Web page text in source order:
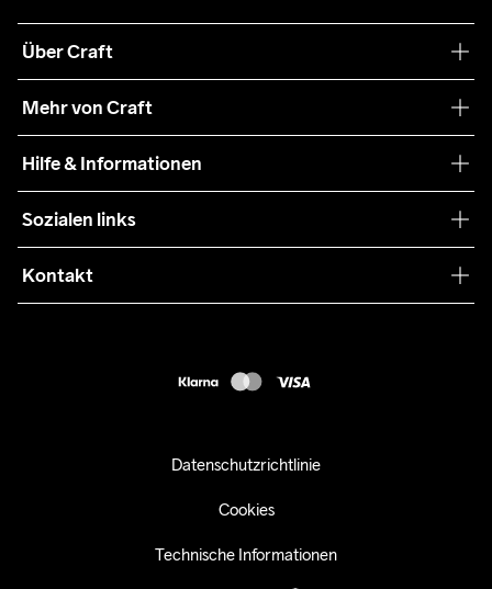
Über Craft
Nachhaltigkeit
Mehr von Craft
Teamwear
Zusammenarbeit
Press
Hilfe & Informationen
Retouren
Kundendienst
Sozialen links
Kontakt
Datenschutzrichtlinie
Cookies
Technische Informationen